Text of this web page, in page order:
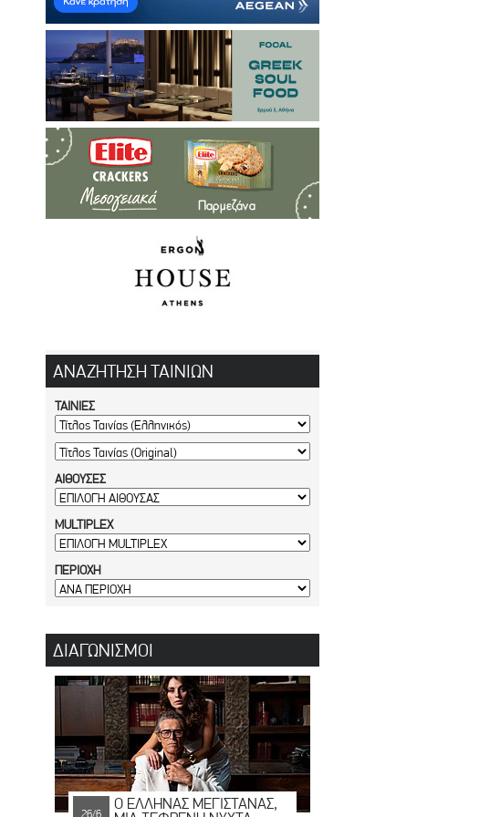
ΑΝΑΖΗΤΗΣΗ ΤΑΙΝΙΩΝ
ΤΑΙΝΙΕΣ
ΑΙΘΟΥΣΕΣ
MULTIPLEX
ΠΕΡΙΟΧΗ
ΔΙΑΓΩΝΙΣΜΟΙ
26/6
Ο ΕΛΛΗΝΑΣ ΜΕΓΙΣΤΑΝΑΣ,